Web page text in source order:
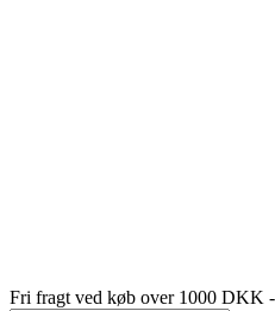
Fri fragt ved køb over 1000 DKK